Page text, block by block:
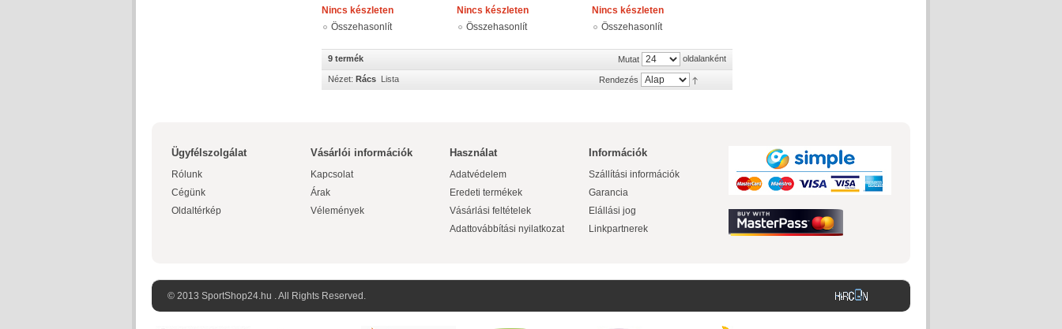
Nincs készleten
Összehasonlít
Nincs készleten
Összehasonlít
Nincs készleten
Összehasonlít
9 termék Mutat oldalanként
Nézet: Rács Lista Rendezés
Ügyfélszolgálat
Rólunk
Cégünk
Oldaltérkép
Vásárlói információk
Kapcsolat
Árak
Vélemények
Használat
Adatvédelem
Eredeti termékek
Vásárlási feltételek
Adattovábbítási nyilatkozat
Információk
Szállítási információk
Garancia
Elállási jog
Linkpartnerek
© 2013 SportShop24.hu . All Rights Reserved.